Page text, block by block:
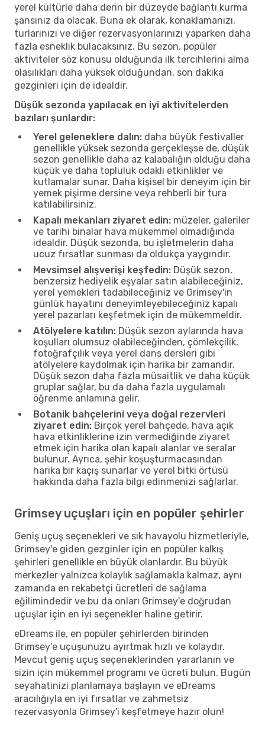
yerel kültürle daha derin bir düzeyde bağlantı kurma
şansınız da olacak. Buna ek olarak, konaklamanızı,
turlarınızı ve diğer rezervasyonlarınızı yaparken daha
fazla esneklik bulacaksınız. Bu sezon, popüler
aktiviteler söz konusu olduğunda ilk tercihlerini alma
olasılıkları daha yüksek olduğundan, son dakika
gezginleri için de idealdir.
Düşük sezonda yapılacak en iyi aktivitelerden
bazıları şunlardır:
Yerel geleneklere dalın: daha büyük festivaller
genellikle yüksek sezonda gerçekleşse de, düşük
sezon genellikle daha az kalabalığın olduğu daha
küçük ve daha topluluk odaklı etkinlikler ve
kutlamalar sunar. Daha kişisel bir deneyim için bir
yemek pişirme dersine veya rehberli bir tura
katılabilirsiniz.
Kapalı mekanları ziyaret edin: müzeler, galeriler
ve tarihi binalar hava mükemmel olmadığında
idealdir. Düşük sezonda, bu işletmelerin daha
ucuz fırsatlar sunması da oldukça yaygındır.
Mevsimsel alışverişi keşfedin: Düşük sezon,
benzersiz hediyelik eşyalar satın alabileceğiniz,
yerel yemekleri tadabileceğiniz ve Grimsey'in
günlük hayatını deneyimleyebileceğiniz kapalı
yerel pazarları keşfetmek için de mükemmeldir.
Atölyelere katılın: Düşük sezon aylarında hava
koşulları olumsuz olabileceğinden, çömlekçilik,
fotoğrafçılık veya yerel dans dersleri gibi
atölyelere kaydolmak için harika bir zamandır.
Düşük sezon daha fazla müsaitlik ve daha küçük
gruplar sağlar, bu da daha fazla uygulamalı
öğrenme anlamına gelir.
Botanik bahçelerini veya doğal rezervleri
ziyaret edin: Birçok yerel bahçede, hava açık
hava etkinliklerine izin vermediğinde ziyaret
etmek için harika olan kapalı alanlar ve seralar
bulunur. Ayrıca, şehir koşuşturmacasından
harika bir kaçış sunarlar ve yerel bitki örtüsü
hakkında daha fazla bilgi edinmenizi sağlarlar.
Grimsey uçuşları için en popüler şehirler
Geniş uçuş seçenekleri ve sık havayolu hizmetleriyle,
Grimsey'e giden gezginler için en popüler kalkış
şehirleri genellikle en büyük olanlardır. Bu büyük
merkezler yalnızca kolaylık sağlamakla kalmaz, aynı
zamanda en rekabetçi ücretleri de sağlama
eğilimindedir ve bu da onları Grimsey'e doğrudan
uçuşlar için en iyi seçenekler haline getirir.
eDreams ile, en popüler şehirlerden birinden
Grimsey'e uçuşunuzu ayırtmak hızlı ve kolaydır.
Mevcut geniş uçuş seçeneklerinden yararlanın ve
sizin için mükemmel programı ve ücreti bulun. Bugün
seyahatinizi planlamaya başlayın ve eDreams
aracılığıyla en iyi fırsatlar ve zahmetsiz
rezervasyonla Grimsey'i keşfetmeye hazır olun!